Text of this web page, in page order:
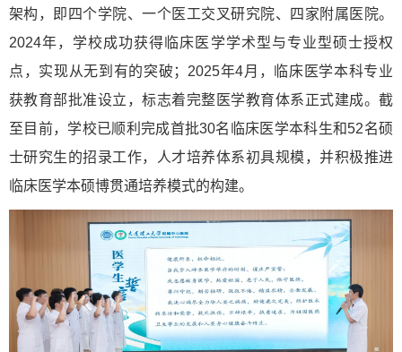
架构，即四个学院、一个医工交叉研究院、四家附属医院。
2024年，学校成功获得临床医学学术型与专业型硕士授权
点，实现从无到有的突破；2025年4月，临床医学本科专业
获教育部批准设立，标志着完整医学教育体系正式建成。截
至目前，学校已顺利完成首批30名临床医学本科生和52名硕
士研究生的招录工作，人才培养体系初具规模，并积极推进
临床医学本硕博贯通培养模式的构建。